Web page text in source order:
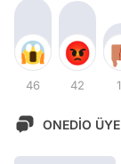
46 42
ONEDİO